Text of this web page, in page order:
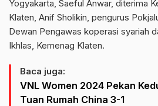
Yogyakarta, Saeful Anwar, diterima
Klaten, Anif Sholikin, pengurus
Dewan Pengawas koperasi syariah
Ikhlas, Kemenag Klaten.
Baca juga:
VNL Women 2024 Pekan
Tuan Rumah China 3-1